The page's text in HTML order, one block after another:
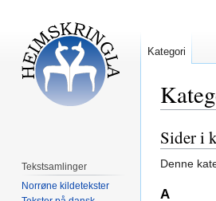
Hopp
til
navigering
Hopp
til
søk
Sider i
Denne
A
Kategori
Tekstsamlinger
Norrøne kildetekster